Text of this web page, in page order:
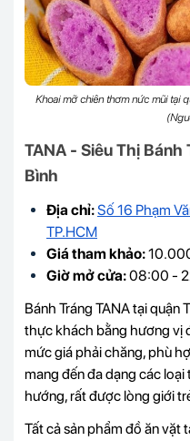
Khoai mỡ chiên thơm nức mũi tại
TANA - Siêu Thị Bánh
Bình
Địa chỉ:Số 16 Phạm
TP.HCM
Giá tham khảo:
Giờ mở cửa:08:00 -
Bánh Tráng TANA tại
thực khách bằng hương vị
mức giá phải chăng, phù
mang đến đa dạng các
hướng, rất được lòng giới
Tất cả sản phẩm đồ ăn vặt